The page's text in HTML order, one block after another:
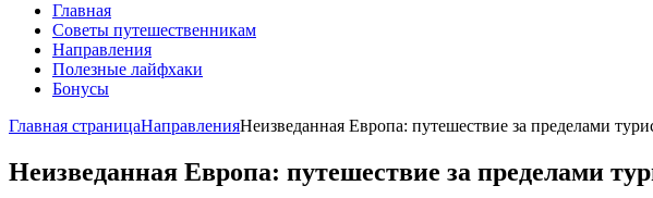
Главная
Советы путешественникам
Направления
Полезные лайфхаки
Бонусы
Главная страницаНаправленияНеизведанная Европа: путешествие за пределами
Неизведанная Европа: путешествие за пределами